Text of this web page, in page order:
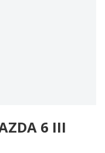
6 III